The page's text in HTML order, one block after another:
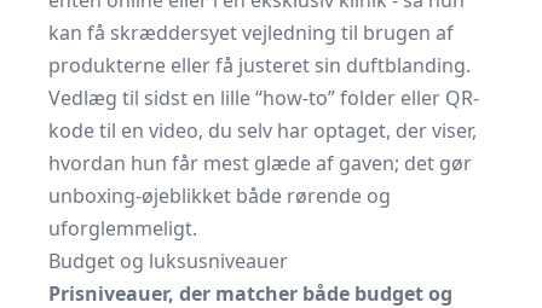
kan få skræddersyet vejledning til brugen af
produkterne eller få justeret sin duftblanding.
Vedlæg til sidst en lille “how-to” folder eller QR-
kode til en video, du selv har optaget, der viser,
hvordan hun får mest glæde af gaven; det gør
unboxing-øjeblikket både rørende og
uforglemmeligt.
Budget og luksusniveauer
Prisniveauer, der matcher både budget og